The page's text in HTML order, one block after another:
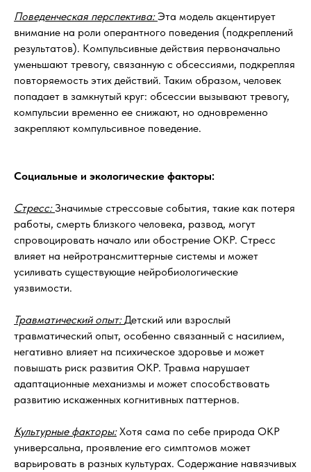
Поведенческая перспектива:Эта модель акцентирует
внимание на роли оперантного поведения (подкреплений
результатов). Компульсивные действия первоначально
уменьшают тревогу, связанную с обсессиями, подкрепляя
повторяемость этих действий. Таким образом, человек
попадает в замкнутый круг: обсессии вызывают тревогу,
компульсии временно ее снижают, но одновременно
закрепляют компульсивное поведение.
Социальные и экологические факторы:
Стресс:Значимые стрессовые события, такие как потеря
работы, смерть близкого человека, развод, могут
спровоцировать начало или обострение ОКР. Стресс
влияет на нейротрансмиттерные системы и может
усиливать существующие нейробиологические
уязвимости.
Травматический опыт:Детский или взрослый
травматический опыт, особенно связанный с насилием,
негативно влияет на психическое здоровье и может
повышать риск развития ОКР. Травма нарушает
адаптационные механизмы и может способствовать
развитию искаженных когнитивных паттернов.
Культурные факторы:Хотя сама по себе природа ОКР
универсальна, проявление его симптомов может
варьировать в разных культурах. Содержание навязчивых